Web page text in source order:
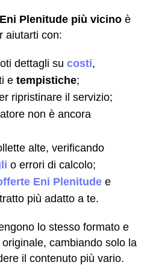
Plenitude più vicino è
aiutarti con:
dettagli su costi,
e tempistiche;
ripristinare il servizio;
non è ancora
alte, verificando
o errori di calcolo;
Eni Plenitude e
più adatto a te.
lo stesso formato e
cambiando solo la
il contenuto più vario.